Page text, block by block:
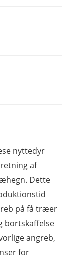
nyttedyr
af
Dette
på få træer
bortskaffelse
angreb,
for